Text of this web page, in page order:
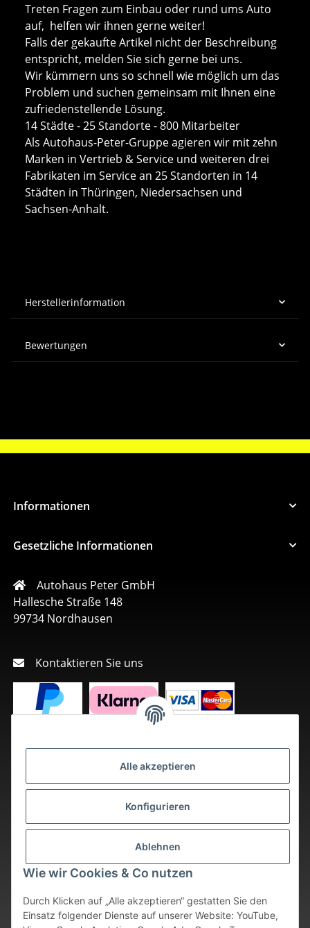
Alle akzeptieren
Konfigurieren
Ablehnen
Wie wir Cookies & Co nutzen
Durch Klicken auf „Alle akzeptieren“ gestatten Sie den
Einsatz folgender Dienste auf unserer Website: YouTube,
Treten Fragen zum Einbau oder rund ums Auto
auf, helfen wir ihnen gerne weiter!
Falls der gekaufte Artikel nicht der Beschreibung
entspricht, melden Sie sich gerne bei uns.
Wir kümmern uns so schnell wie möglich um das
Problem und suchen gemeinsam mit Ihnen eine
zufriedenstellende Lösung.
14 Städte - 25 Standorte - 800 Mitarbeiter
Als Autohaus-Peter-Gruppe agieren wir mit zehn
Marken in Vertrieb & Service und weiteren drei
Fabrikaten im Service an 25 Standorten in 14
Städten in Thüringen, Niedersachsen und
Sachsen-Anhalt.
Herstellerinformation
Bewertungen
Informationen
Gesetzliche Informationen
Autohaus Peter GmbH
Hallesche Straße 148
99734 Nordhausen
Kontaktieren Sie uns